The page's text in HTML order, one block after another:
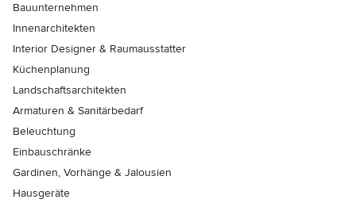
Bauunternehmen
Innenarchitekten
Interior Designer & Raumausstatter
Küchenplanung
Landschaftsarchitekten
Armaturen & Sanitärbedarf
Beleuchtung
Einbauschränke
Gardinen, Vorhänge & Jalousien
Hausgeräte